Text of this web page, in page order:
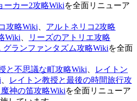
ーカー2攻略Wikiを全面リニューア
攻略Wiki
アルトネリコ2攻略
Wiki
リーズのアトリエ攻略
グランファンタズム攻略Wikiを全面
と不思議な町攻略Wiki
レイトン
レイトン教授と最後の時間旅行攻
神の笛攻略Wikiを全面リニューア